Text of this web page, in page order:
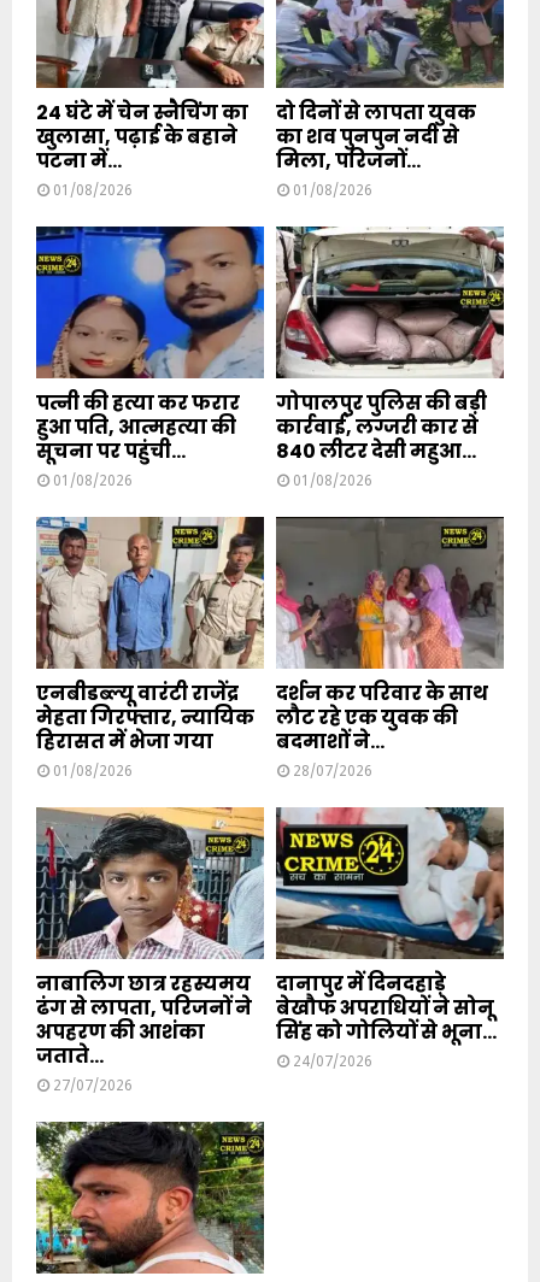
24 घंटे में चेन स्नैचिंग का
खुलासा, पढ़ाई के बहाने
पटना में...
01/08/2026
दो दिनों से लापता युवक
का शव पुनपुन नदी से
मिला, परिजनों...
01/08/2026
पत्नी की हत्या कर फरार
हुआ पति, आत्महत्या की
सूचना पर पहुंची...
01/08/2026
गोपालपुर पुलिस की बड़ी
कार्रवाई, लग्जरी कार से
840 लीटर देसी महुआ...
01/08/2026
एनबीडब्ल्यू वारंटी राजेंद्र
मेहता गिरफ्तार, न्यायिक
हिरासत में भेजा गया
01/08/2026
दर्शन कर परिवार के साथ
लौट रहे एक युवक की
बदमाशों ने...
28/07/2026
नाबालिग छात्र रहस्यमय
ढंग से लापता, परिजनों ने
अपहरण की आशंका
जताते...
27/07/2026
दानापुर में दिनदहाड़े
बेखौफ अपराधियों ने सोनू
सिंह को गोलियों से भूना...
24/07/2026